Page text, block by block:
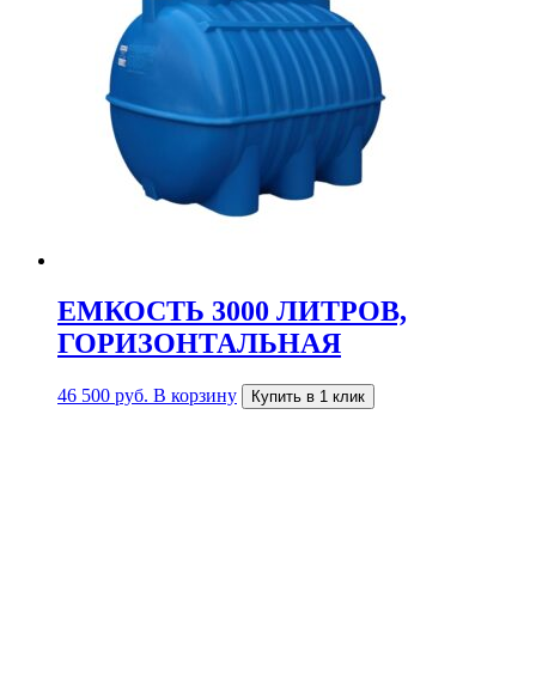
ЕМКОСТЬ 3000 ЛИТРОВ,
ГОРИЗОНТАЛЬНАЯ
46 500 руб. В корзину Купить в 1 клик